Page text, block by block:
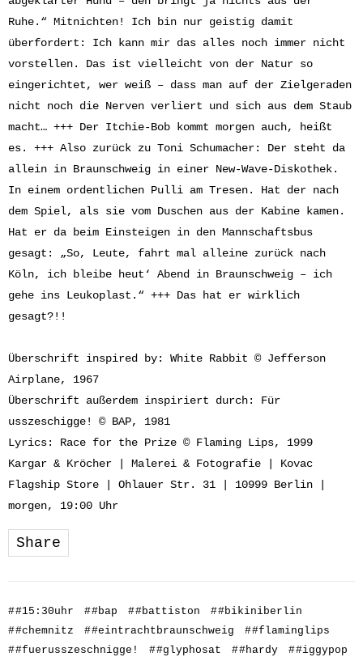
Ruhe.“ Mitnichten! Ich bin nur geistig damit
überfordert: Ich kann mir das alles noch immer nicht
vorstellen. Das ist vielleicht von der Natur so
eingerichtet, wer weiß – dass man auf der Zielgeraden
nicht noch die Nerven verliert und sich aus dem Staub
macht… +++ Der Itchie-Bob kommt morgen auch, heißt
es. +++ Also zurück zu Toni Schumacher: Der steht da
allein in Braunschweig in einer New-Wave-Diskothek.
In einem ordentlichen Pulli am Tresen. Hat der nach
dem Spiel, als sie vom Duschen aus der Kabine kamen.
Hat er da beim Einsteigen in den Mannschaftsbus
gesagt: „So, Leute, fahrt mal alleine zurück nach
Köln, ich bleibe heut‘ Abend in Braunschweig – ich
gehe ins Leukoplast.“ +++ Das hat er wirklich
gesagt?!!
Überschrift inspired by: White Rabbit © Jefferson
Airplane, 1967
Überschrift außerdem inspiriert durch: Für
usszeschigge! © BAP, 1981
Lyrics: Race for the Prize © Flaming Lips, 1999
Kargar & Kröcher | Malerei & Fotografie | Kovac
Flagship Store | Ohlauer Str. 31 | 10999 Berlin |
morgen, 19:00 Uhr
Share
##15:30uhr ##bap ##battiston ##bikiniberlin
##chemnitz ##eintrachtbraunschweig ##flaminglips
##fuerusszeschnigge! ##glyphosat ##hardy ##iggypop